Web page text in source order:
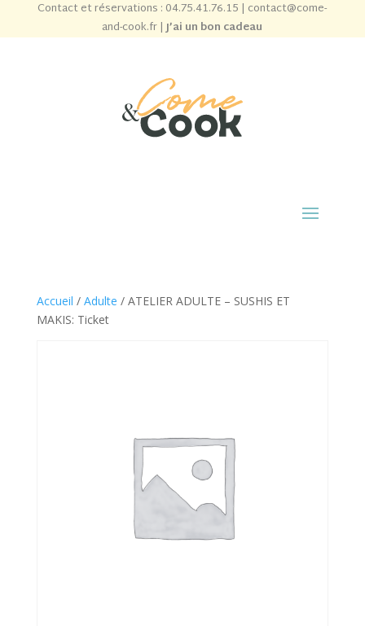
Contact et réservations : 04.75.41.76.15 | contact@come-
and-cook.fr|J’ai un bon cadeau
Accueil / Adulte / ATELIER ADULTE – SUSHIS ET
MAKIS: Ticket